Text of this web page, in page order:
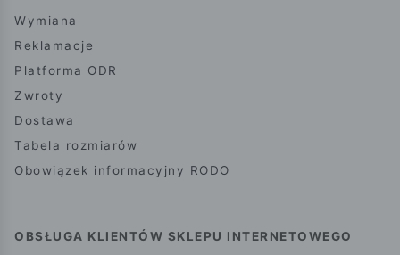
Wymiana
Reklamacje
Platforma ODR
Zwroty
Dostawa
Tabela rozmiarów
Obowiązek informacyjny RODO
OBSŁUGA KLIENTÓW SKLEPU INTERNETOWEGO